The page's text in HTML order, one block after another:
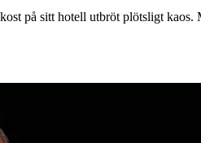
på sitt hotell utbröt plötsligt